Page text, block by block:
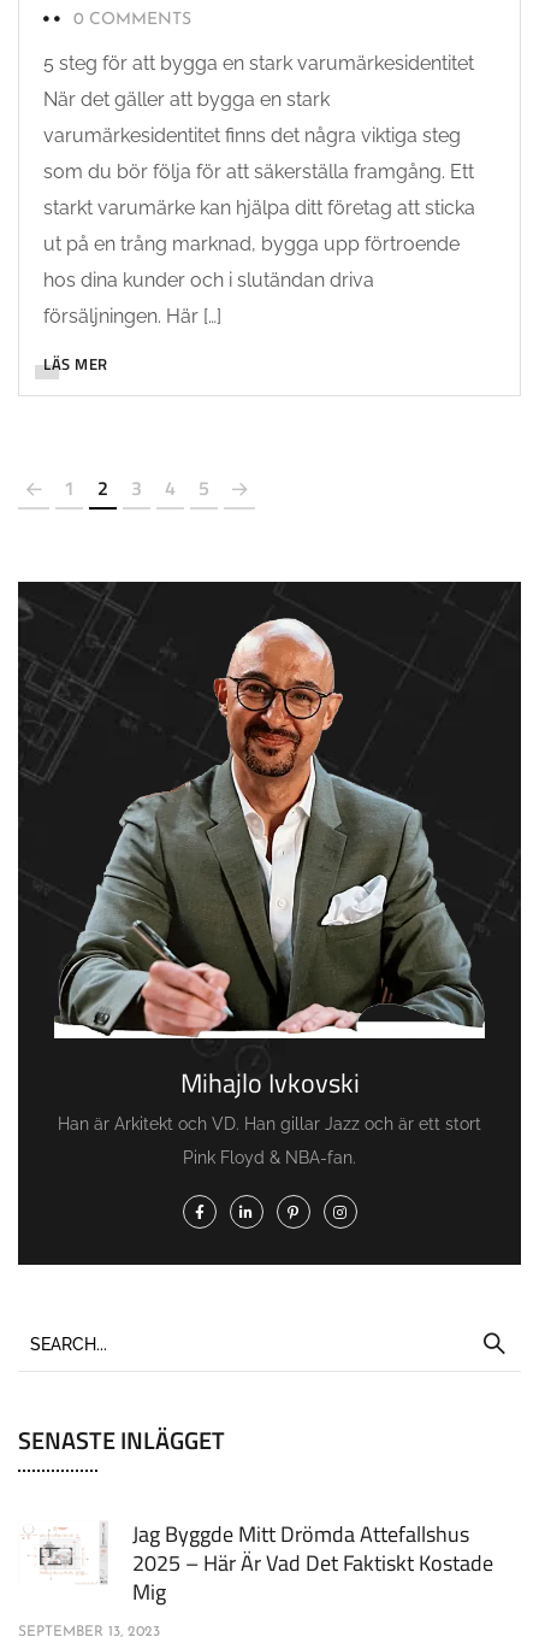
0 COMMENTS
5 steg för att bygga en stark varumärkesidentitet
När det gäller att bygga en stark
varumärkesidentitet finns det några viktiga steg
som du bör följa för att säkerställa framgång. Ett
starkt varumärke kan hjälpa ditt företag att sticka
ut på en trång marknad, bygga upp förtroende
hos dina kunder och i slutändan driva
försäljningen. Här […]
LÄS MER
1 2 3 4 5
Mihajlo Ivkovski
Han är Arkitekt och VD. Han gillar Jazz och är ett stort
Pink Floyd & NBA-fan.
SENASTE INLÄGGET
Jag Byggde Mitt Drömda Attefallshus
2025 – Här Är Vad Det Faktiskt Kostade
Mig
SEPTEMBER 13, 2023